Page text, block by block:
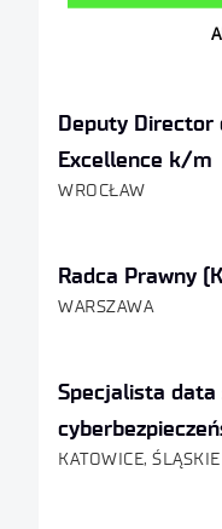
Deputy
Excellence k/m
WROCŁAW
Radca Prawny
WARSZAWA
Specjalista data
KATOWICE, ŚLĄSKIE